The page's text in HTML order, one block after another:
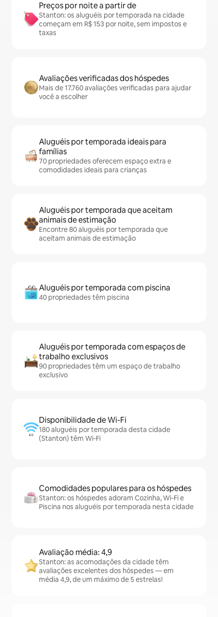
Preços por noite a partir de
Stanton: os aluguéis por temporada na cidade
começam em R$ 153 por noite, sem impostos e
taxas
Avaliações verificadas dos hóspedes
Mais de 17.760 avaliações verificadas para ajudar
você a escolher
Aluguéis por temporada ideais para
famílias
70 propriedades oferecem espaço extra e
comodidades ideais para crianças
Aluguéis por temporada que aceitam
animais de estimação
Encontre 80 aluguéis por temporada que
aceitam animais de estimação
Aluguéis por temporada com piscina
40 propriedades têm piscina
Aluguéis por temporada com espaços de
trabalho exclusivos
90 propriedades têm um espaço de trabalho
exclusivo
Disponibilidade de Wi-Fi
180 aluguéis por temporada desta cidade
(Stanton) têm Wi-Fi
Comodidades populares para os hóspedes
Stanton: os hóspedes adoram Cozinha, Wi-Fi e
Piscina nos aluguéis por temporada nesta cidade
Avaliação média: 4,9
Stanton: as acomodações da cidade têm
avaliações excelentes dos hóspedes — em
média 4,9, de um máximo de 5 estrelas!